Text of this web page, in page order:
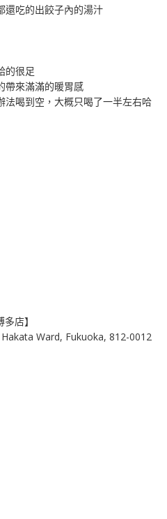
還吃的出餃子內的湯汁
的很足
帶來滿滿的暖胃感
法喝到空，大概只喝了一半左右哈
店】
Ward, Fukuoka, 812-0012